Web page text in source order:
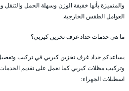
والمتميزة بأنها خفيفة الوزن وسهلة الحمل والتنقل
العوامل الطقس الخارجية.
ما هي خدمات حداد غرف تخزين كيربي؟
يساعدكم حداد غرف تخزين كيربي في تركيب
وتركيب مظلات كيربي كما نعمل على تقديم
اسطبلات الجهراء: